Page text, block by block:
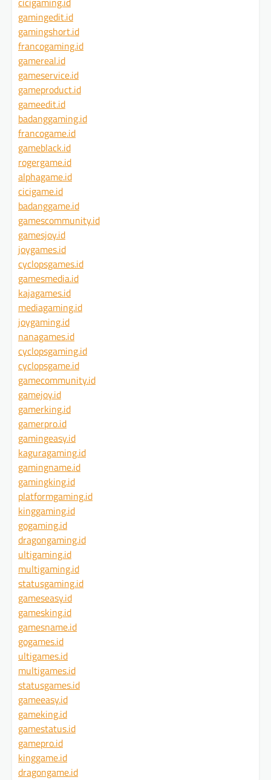
gamingedit.id
gamingshort.id
francogaming.id
gamereal.id
gameservice.id
gameproduct.id
gameedit.id
badanggaming.id
francogame.id
gameblack.id
rogergame.id
alphagame.id
cicigame.id
badanggame.id
gamescommunity.id
gamesjoy.id
joygames.id
cyclopsgames.id
gamesmedia.id
kajagames.id
mediagaming.id
joygaming.id
nanagames.id
cyclopsgaming.id
cyclopsgame.id
gamecommunity.id
gamejoy.id
gamerking.id
gamerpro.id
gamingeasy.id
kaguragaming.id
gamingname.id
gamingking.id
platformgaming.id
kinggaming.id
gogaming.id
dragongaming.id
ultigaming.id
multigaming.id
statusgaming.id
gameseasy.id
gamesking.id
gamesname.id
gogames.id
ultigames.id
multigames.id
statusgames.id
gameeasy.id
gameking.id
gamestatus.id
gamepro.id
kinggame.id
dragongame.id